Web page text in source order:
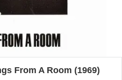
From A Room (1969)